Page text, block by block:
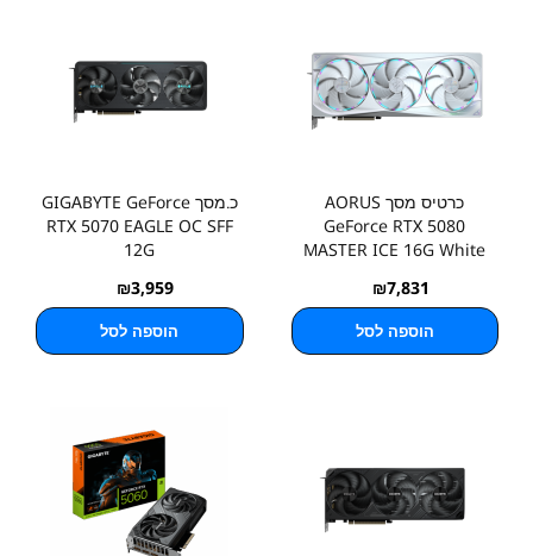
כרטיס מסך AORUS
GeForce RTX 5080
MASTER ICE 16G White
₪7,831
הוספה לסל
כ.מסך GIGABYTE GeForce
RTX 5070 EAGLE OC SFF
12G
₪3,959
הוספה לסל